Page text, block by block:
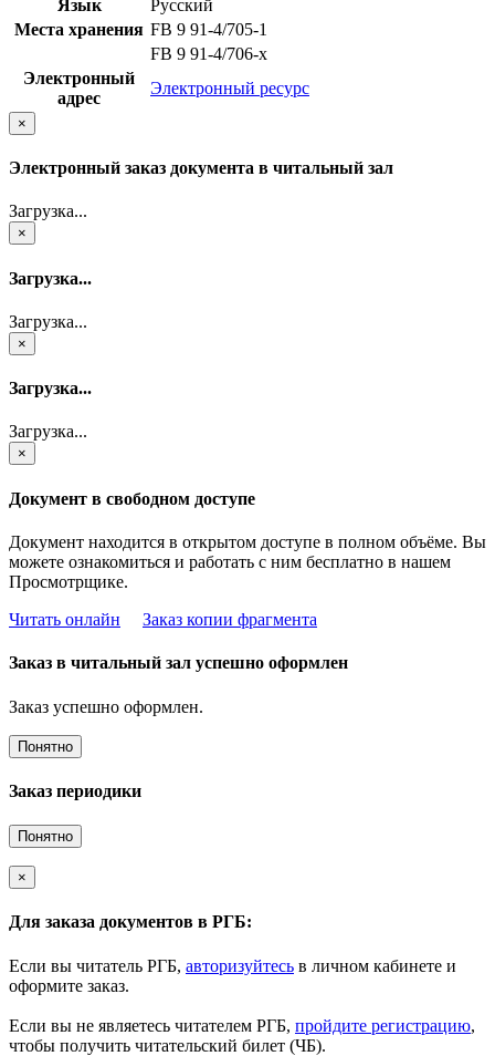
Язык
Русский
Места хранения FB 9 91-4/705-1
FB 9 91-4/706-x
Электронный
адрес
Электронный ресурс
×
Электронный заказ документа в читальный зал
Загрузка...
×
Загрузка...
Загрузка...
×
Загрузка...
Загрузка...
×
Документ в свободном доступе
Документ находится в открытом доступе в полном объёме. Вы
можете ознакомиться и работать с ним бесплатно в нашем
Просмотрщике.
Читать онлайн
Заказ копии фрагмента
Заказ в читальный зал успешно оформлен
Заказ успешно оформлен.
Понятно
Заказ периодики
Понятно
×
Для заказа документов в РГБ:
Если вы читатель РГБ, авторизуйтесь в личном кабинете и
оформите заказ.
Если вы не являетесь читателем РГБ, пройдите регистрацию,
чтобы получить читательский билет (ЧБ).